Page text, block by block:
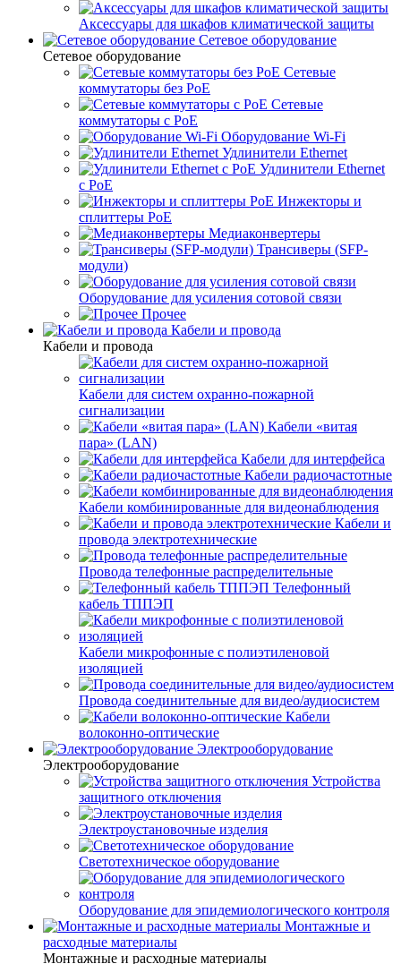
Аксессуары для шкафов климатической защиты
Сетевое оборудование
Сетевое оборудование
Сетевые
коммутаторы без PoE
Сетевые
коммутаторы с PoE
Оборудование Wi-Fi
Удлинители Ethernet
Удлинители Ethernet
с PoE
Инжекторы и
сплиттеры PoE
Медиаконвертеры
Трансиверы (SFP-
модули)
Оборудование для усиления сотовой связи
Прочее
Кабели и провода
Кабели и провода
Кабели для систем охранно-пожарной
сигнализации
Кабели «витая
пара» (LAN)
Кабели для интерфейса
Кабели радиочастотные
Кабели комбинированные для видеонаблюдения
Кабели и
провода электротехнические
Провода телефонные распределительные
Телефонный
кабель ТППЭП
Кабели микрофонные с полиэтиленовой
изоляцией
Провода соединительные для видео/аудиосистем
Кабели
волоконно-оптические
Электрооборудование
Электрооборудование
Устройства
защитного отключения
Электроустановочные изделия
Светотехническое оборудование
Оборудование для эпидемиологического контроля
Монтажные и
расходные материалы
Монтажные и расходные материалы